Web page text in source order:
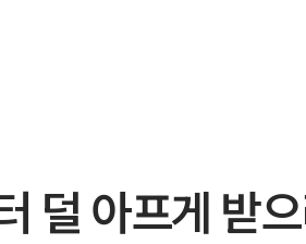
덜 아프게 받